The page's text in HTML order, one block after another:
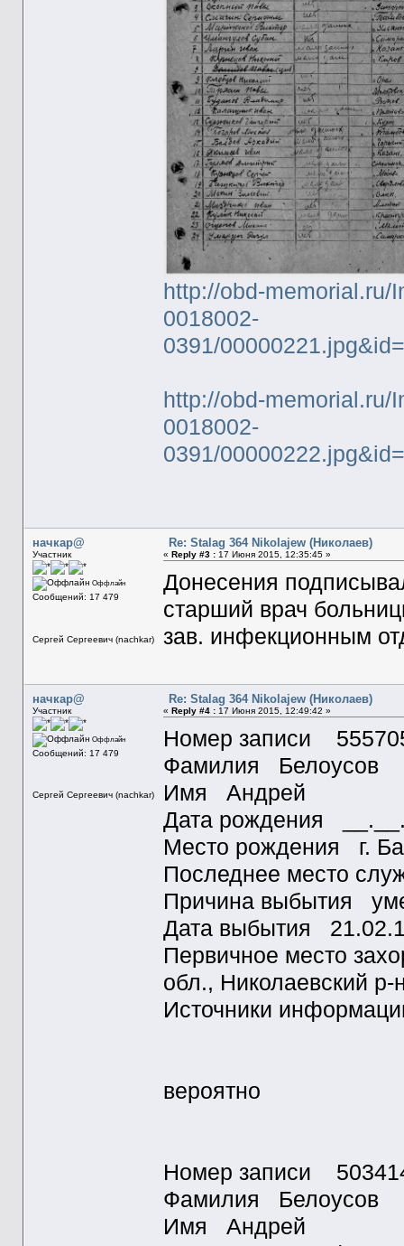
http://obd-memorial.ru/
0018002-
0391/
http://obd-memorial.ru/
0018002-
0391/
начкар@
Участник
Оффлайн
Сообщений: 17 479
Сергей Сергеевич (nachkar)
Re: Stalag 364 Nikolajew (Николаев)
« Reply #3 :17 Июня 2015, 12:35:45 »
Донесения
старший врач
зав. инфекционным
начкар@
Участник
Оффлайн
Сообщений: 17 479
Сергей Сергеевич (nachkar)
Re: Stalag 364 Nikolajew (Николаев)
« Reply #4 :17 Июня 2015, 12:49:42 »
Номер записи
Фамилия Белоусов
Имя Андрей
Дата рождения
Место рождения г.
Последнее место
Причина выбытия
Дата выбытия
Первичное место
обл., Николаевский р-
Источники
вероятно
Номер записи
Фамилия Белоусов
Имя Андрей